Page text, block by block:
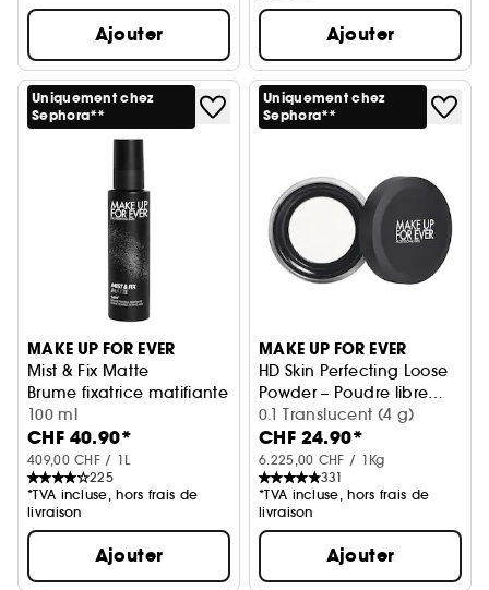
Ajouter Ajouter
Uniquement chez
Sephora**
MAKE UP FOR EVER
Mist & Fix Matte
Brume fixatrice matifiante 24h
100 ml
CHF 40.90*
409,00 CHF / 1L
225
*TVA incluse, hors frais de
livraison
Ajouter
Uniquement chez
Sephora**
MAKE UP FOR EVER
HD Skin Perfecting Loose
Powder – Poudre libre
ultra floutante
imperceptible
0.1 Translucent (4 g)
CHF 24.90*
6.225,00 CHF / 1Kg
331
*TVA incluse, hors frais de
livraison
Ajouter